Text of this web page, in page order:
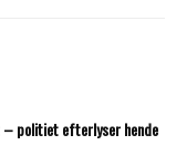
politiet efterlyser hende